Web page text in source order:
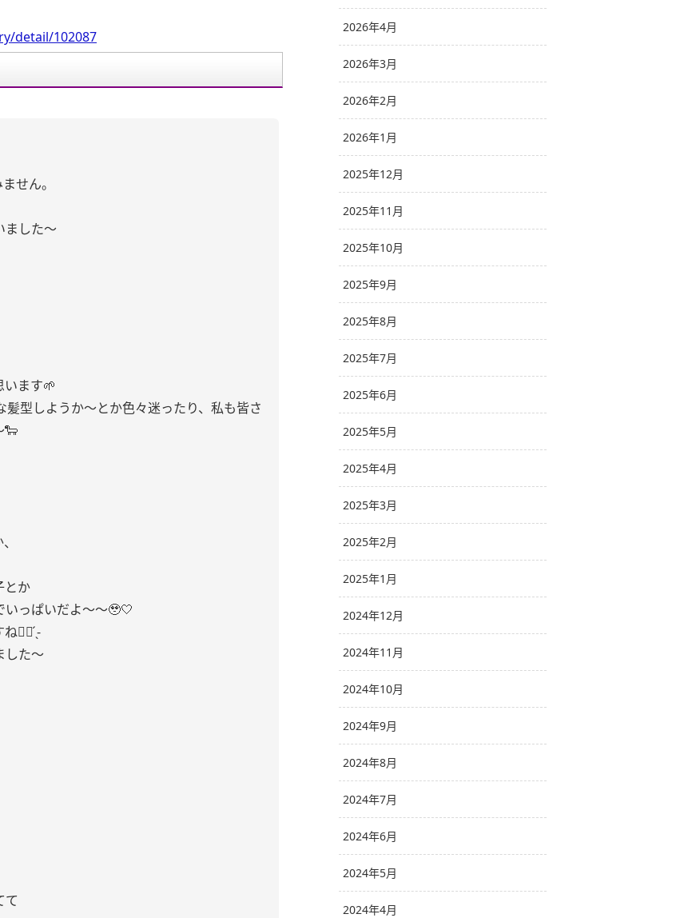
detail/102087
せん。
ました〜
ます🌱
型しようか〜とか色々迷ったり、私も皆さ
🐑
とか
っぱいだよ〜〜🥹🤍
︎👍🏻 ̖́-
した〜
て
2026年4月
2026年3月
2026年2月
2026年1月
2025年12月
2025年11月
2025年10月
2025年9月
2025年8月
2025年7月
2025年6月
2025年5月
2025年4月
2025年3月
2025年2月
2025年1月
2024年12月
2024年11月
2024年10月
2024年9月
2024年8月
2024年7月
2024年6月
2024年5月
2024年4月